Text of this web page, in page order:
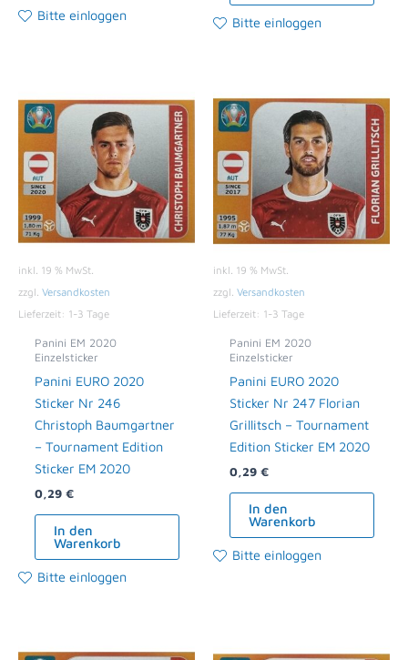
Bitte einloggen Bitte einloggen
inkl. 19 % MwSt.
zzgl. Versandkosten
Lieferzeit: 1-3 Tage
Panini EM 2020
Einzelsticker
Panini EURO 2020
Sticker Nr 246
Christoph Baumgartner
– Tournament Edition
Sticker EM 2020
0,29 €
In den
Warenkorb
Bitte einloggen
inkl. 19 % MwSt.
zzgl. Versandkosten
Lieferzeit: 1-3 Tage
Panini EM 2020
Einzelsticker
Panini EURO 2020
Sticker Nr 247 Florian
Grillitsch – Tournament
Edition Sticker EM 2020
0,29 €
In den
Warenkorb
Bitte einloggen